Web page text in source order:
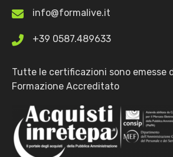
info@formalive.it
+39 0587.489633
Tutte le certificazioni sono emesse
Formazione Accreditato